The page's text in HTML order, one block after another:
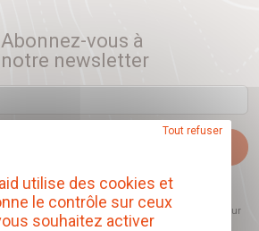
Abonnez-vous à
notre newsletter
des newsletters soit mesurée, afin de mieux
m'intéressent et d'améliorer les contenus
à tout moment et reste sans incidence sur
utilise des cookies et
le contrôle sur ceux
souhaitez activer
Tout refuser